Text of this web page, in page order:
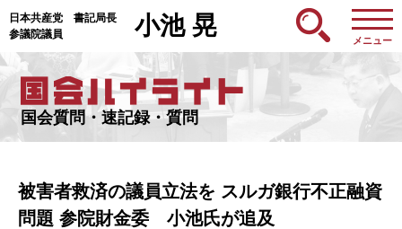
日本共産党 書記局長
参議院議員
小池 晃
メニュー
国会質問・速記録・質問
被害者救済の議員立法を スルガ銀行不正融資
問題 参院財金委 小池氏が追及